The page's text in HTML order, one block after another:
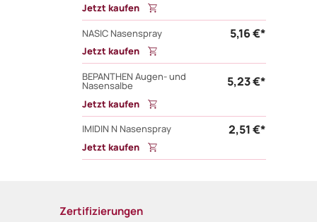
Jetzt kaufen
NASIC Nasenspray
5,16 €*
Jetzt kaufen
BEPANTHEN Augen- und
Nasensalbe 5,23 €*
Jetzt kaufen
IMIDIN N Nasenspray
2,51 €*
Jetzt kaufen
Zertifizierungen